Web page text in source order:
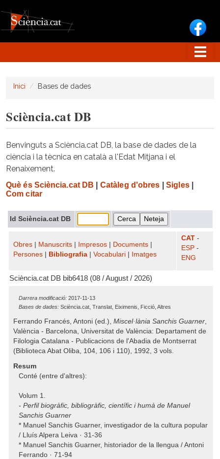
Inici Bases de dades
Sciència.cat DB
Benvinguts a Sciència.cat DB, la base de dades de la
ciència i la tècnica en català a l'Edat Mitjana i el
Renaixement.
Què és Sciència.cat DB Catàleg d'obres Sigles|
Com citar
Id Sciència.cat DB
Obres Manuscrits Impresos Documents
Persones
Bibliografia Vocabulari Imatges
CAT -
ESP -
ENG
Sciència.cat DB bib6418 (08 / August / 2026)
Darrera modificació: 2017-11-13
Bases de dades: Sciència.cat, Translat, Eiximenis, Ficció, Altres
Ferrando Francés, Antoni (ed.), Miscel·lània Sanchis Guarner,
València - Barcelona, Universitat de València: Departament de
Filologia Catalana - Publicacions de l'Abadia de Montserrat
(Biblioteca Abat Oliba, 104, 106 i 110), 1992, 3 vols.
Resum
Conté (entre d'altres):
Volum 1.
- Perfil biogràfic, bibliogràfic, científic i humà de Manuel
Sanchis Guarner
* Manuel Sanchis Guarner, investigador de la cultura popular
/ Lluís Alpera Leiva · 31-36
* Manuel Sanchis Guarner, historiador de la llengua / Antoni
Ferrando · 71-94